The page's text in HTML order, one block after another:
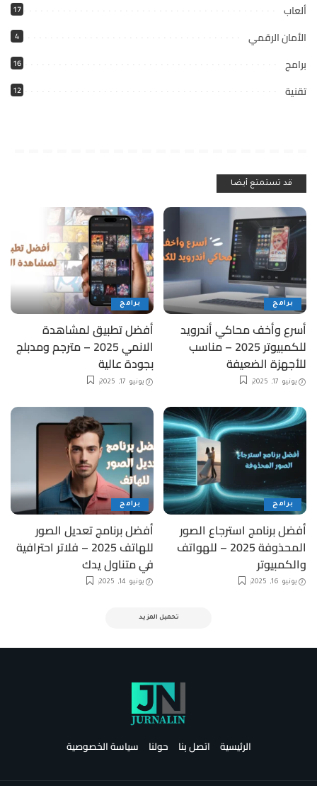
ألعاب 17
الأمان الرقمي 4
برامج 16
تقنية 12
قد تستمتع أيضا
برامج
أسرع وأخف محاكي أندرويد
للكمبيوتر 2025 – مناسب
للأجهزة الضعيفة
يونيو 17, 2025
برامج
أفضل تطبيق لمشاهدة
الانمي 2025 – مترجم ومدبلج
بجودة عالية
يونيو 17, 2025
برامج
أفضل برنامج استرجاع الصور
المحذوفة 2025 – للهواتف
والكمبيوتر
يونيو 16, 2025
برامج
أفضل برنامج تعديل الصور
للهاتف 2025 – فلاتر احترافية
في متناول يدك
يونيو 14, 2025
تحميل المزيد
الرئيسية اتصل بنا حولنا سياسة الخصوصية